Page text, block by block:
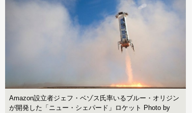
Amazon設立者ジェフ・ベゾス氏率いるブルー・オリジン
が開発した「ニュー・シェパード」ロケット Photo by